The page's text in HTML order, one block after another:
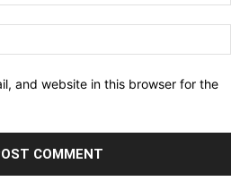
and website in this browser for the